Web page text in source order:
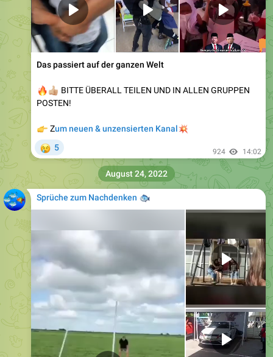
Das passiert auf der ganzen Welt
BITTE ÜBERALL TEILEN UND IN ALLEN GRUPPEN
POSTEN!
Zum neuen & unzensierten Kanal
💥
5 924 14:02
Sprüche zum Nachdenken
🐟
August 24, 2022